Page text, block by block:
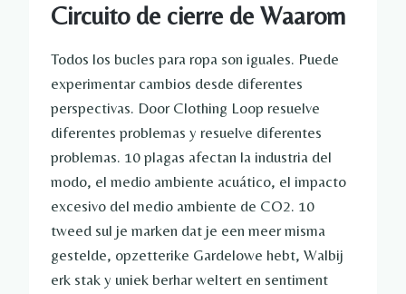
Circuito de cierre de Waarom
Todos los bucles para ropa son iguales. Puede
experimentar cambios desde diferentes
perspectivas. Door Clothing Loop resuelve
diferentes problemas y resuelve diferentes
problemas. 10 plagas afectan la industria del
modo, el medio ambiente acuático, el impacto
excesivo del medio ambiente de CO2. 10
tweed sul je marken dat je een meer misma
gestelde, opzetterike Gardelowe hebt, Walbij
erk stak y uniek berhar weltert en sentiment